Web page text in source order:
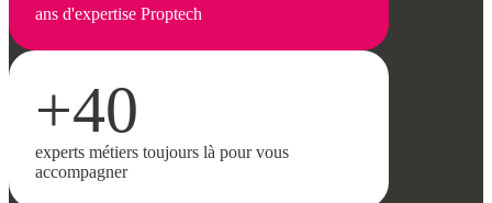
ans d'expertise Proptech
+40
experts métiers toujours là pour vous
accompagner